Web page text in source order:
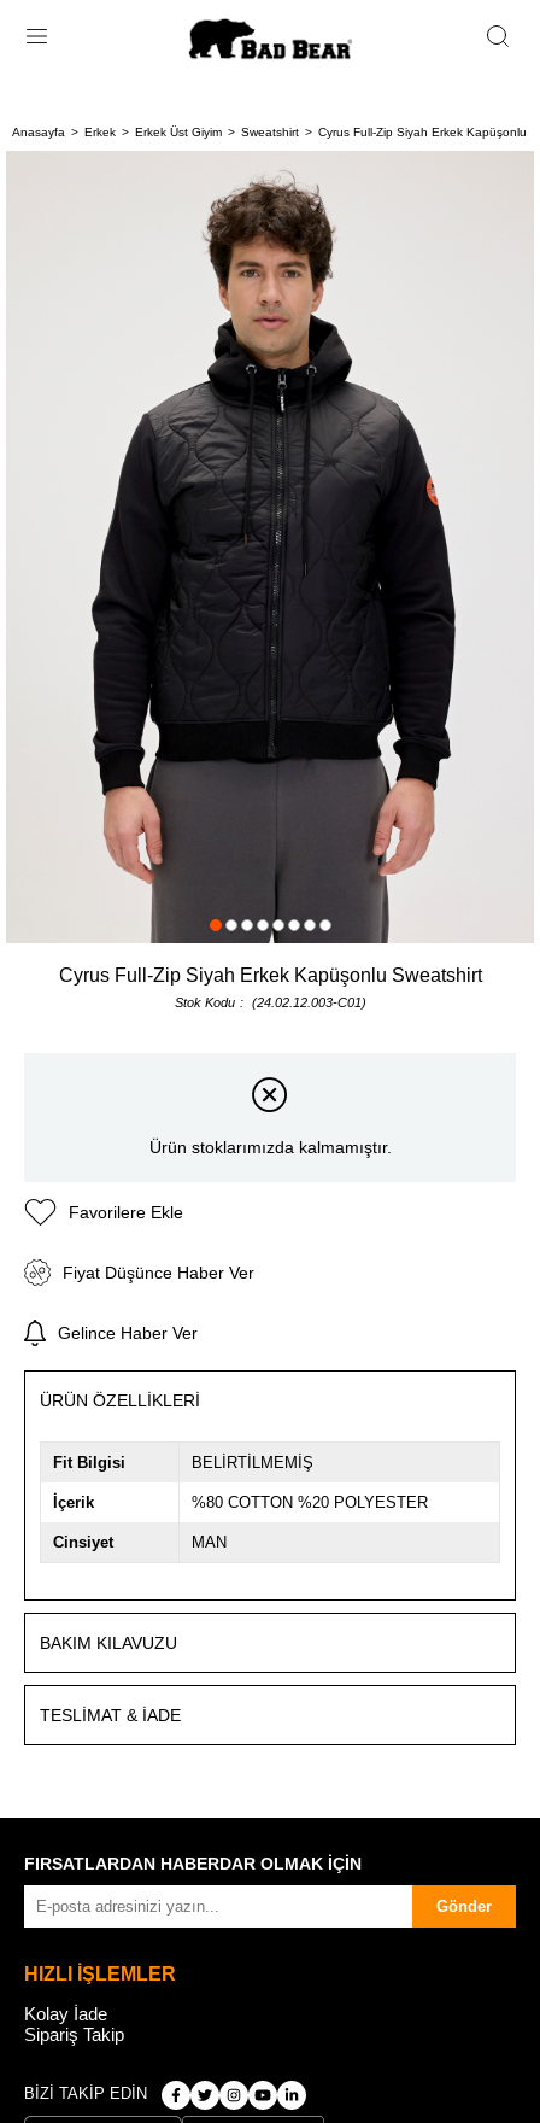
Anasayfa Erkek Erkek Üst Giyim Sweatshirt Cyrus Full-Zip Siyah Erkek Kapüşonlu
Cyrus Full-Zip Siyah Erkek Kapüşonlu Sweatshirt
Stok Kodu (24.02.12.003-C01)
Ürün stoklarımızda kalmamıştır.
Favorilere Ekle
Fiyat Düşünce Haber Ver
Gelince Haber Ver
ÜRÜN ÖZELLIKLERI
Fit Bilgisi BELİRTİLMEMİŞ
İçerik %80 COTTON %20 POLYESTER
Cinsiyet MAN
BAKIM KILAVUZU
TESLIMAT & İADE
FIRSATLARDAN HABERDAR OLMAK İÇİN
Gönder
HIZLI İŞLEMLER
Kolay İade
Sipariş Takip
BİZİ TAKİP EDİN